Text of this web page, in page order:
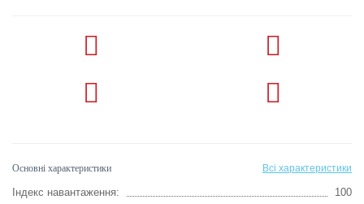
Основні характеристики Всі характеристики
Індекс навантаження:
100